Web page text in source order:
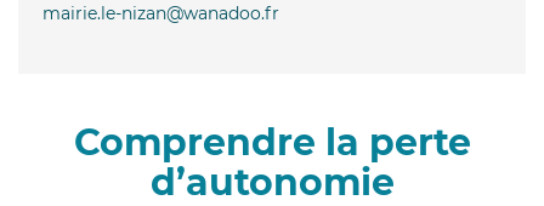
mairie.le-nizan@wanadoo.fr
Comprendre la perte
d’autonomie